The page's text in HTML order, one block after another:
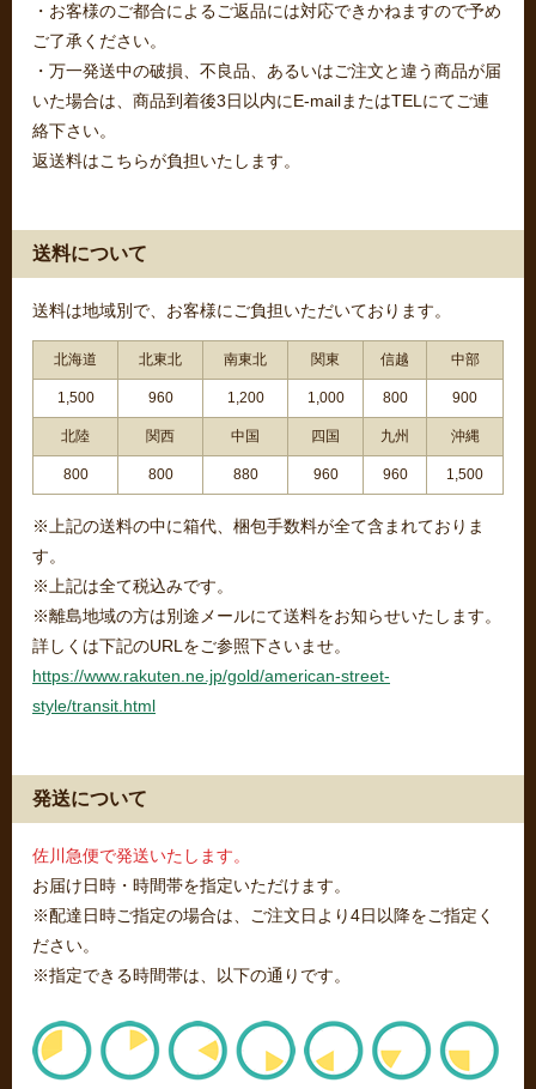
・お客様のご都合によるご返品には対応できかねますので予め
ご了承ください。
・万一発送中の破損、不良品、あるいはご注文と違う商品が届
いた場合は、商品到着後3日以内にE-mailまたはTELにてご連
絡下さい。
返送料はこちらが負担いたします。
送料について
送料は地域別で、お客様にご負担いただいております。
北海道 北東北 南東北 関東 信越 中部
1,500 960 1,200 1,000 800 900
北陸 関西 中国 四国 九州 沖縄
800 800 880 960 960 1,500
※上記の送料の中に箱代、梱包手数料が全て含まれておりま
す。
※上記は全て税込みです。
※離島地域の方は別途メールにて送料をお知らせいたします。
詳しくは下記のURLをご参照下さいませ。
https://www.rakuten.ne.jp/gold/american-street-
style/transit.html
発送について
佐川急便で発送いたします。
お届け日時・時間帯を指定いただけます。
※配達日時ご指定の場合は、ご注文日より4日以降をご指定く
ださい。
※指定できる時間帯は、以下の通りです。